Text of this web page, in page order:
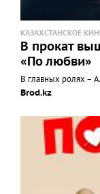
КАЗАХСТАНСКОЕ
В прокат
«По любви»
В главных ролях –
Brod.kz